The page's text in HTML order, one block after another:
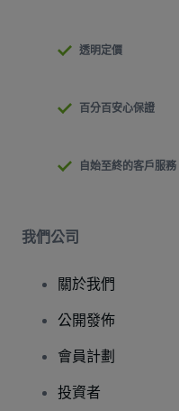
透明定價
百分百安心保證
自始至終的客戶服務
我們公司
關於我們
公開發佈
會員計劃
投資者